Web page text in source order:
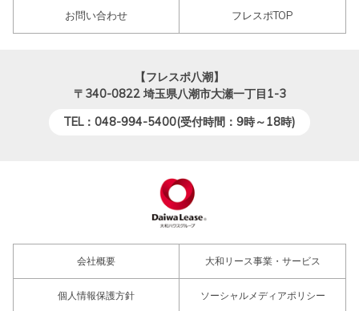
お問い合わせ フレスポTOP
【フレスポ八潮】
〒340-0822 埼玉県八潮市大瀬一丁目1-3
TEL：048-994-5400(受付時間：9時～18時)
会社概要 大和リース事業・サービス
個人情報保護方針 ソーシャルメディアポリシー